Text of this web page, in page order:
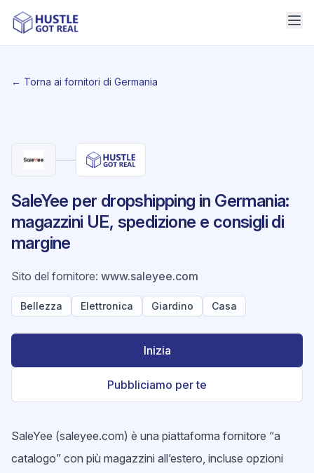
← Torna ai fornitori di Germania
SaleYee per dropshipping in Germania:
magazzini UE, spedizione e consigli di
margine
Sito del fornitore: www.saleyee.com
Bellezza Elettronica Giardino Casa
Inizia
Pubbliciamo per te
SaleYee (saleyee.com) è una piattaforma fornitore “a
catalogo” con più magazzini all’estero, incluse opzioni